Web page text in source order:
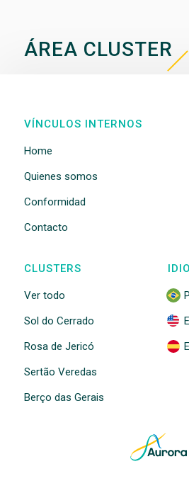
ÁREA CLUSTER
VÍNCULOS INTERNOS
Home
Quienes somos
Conformidad
Contacto
CLUSTERS
Ver todo
Sol do Cerrado
Rosa de Jericó
Sertão Veredas
Berço das Gerais